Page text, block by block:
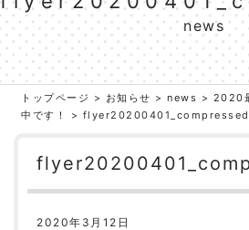
news
トップページ > お知らせ >news > 2020
中です！
> flyer20200401_compressed
2020年3月12日